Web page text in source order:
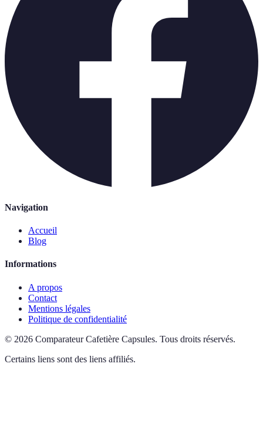
Navigation
Accueil
Blog
Informations
A propos
Contact
Mentions légales
Politique de confidentialité
© 2026 Comparateur Cafetière Capsules. Tous droits réservés.
Certains liens sont des liens affiliés.